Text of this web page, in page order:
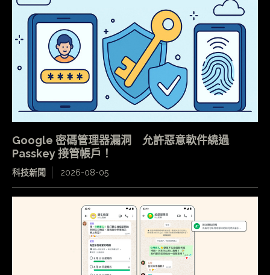
Google 密碼管理器漏洞 允許惡意軟件繞過
Passkey 接管帳戶！
科技新聞 2026-08-05